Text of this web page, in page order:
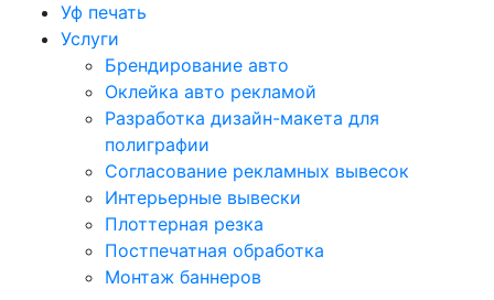
Уф печать
Услуги
Брендирование авто
Оклейка авто рекламой
Разработка дизайн-макета для
полиграфии
Согласование рекламных вывесок
Интерьерные вывески
Плоттерная резка
Постпечатная обработка
Монтаж баннеров